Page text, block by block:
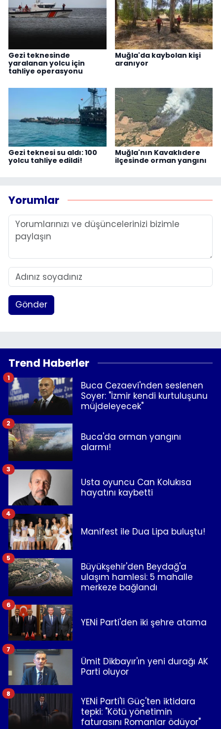
Gezi teknesinde
yaralanan yolcu için
tahliye operasyonu
Muğla'da kaybolan kişi
aranıyor
Gezi teknesi su aldı: 100
yolcu tahliye edildi!
Muğla'nın Kavaklıdere
ilçesinde orman yangını
Yorumlar
Gönder
Trend Haberler
Buca Cezaevi'nden seslenen
Soyer: "İzmir kendi kurtuluşunu
müjdeleyecek"
1
Buca'da orman yangını
alarmı!
2
Usta oyuncu Can Kolukısa
hayatını kaybetti
3
Manifest ile Dua Lipa buluştu!
4
Büyükşehir'den Beydağ'a
ulaşım hamlesi: 5 mahalle
merkeze bağlandı
5
YENİ Parti'den iki şehre atama
6
Ümit Dikbayır'ın yeni durağı AK
Parti oluyor
7
YENİ Parti'li Güç'ten iktidara
tepki: "Kötü yönetimin
faturasını Romanlar ödüyor"
8